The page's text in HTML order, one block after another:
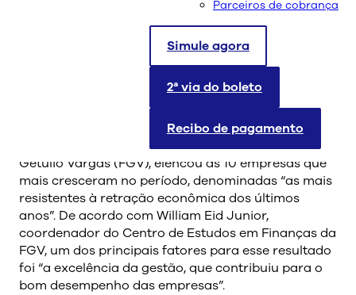
Parceiros de cobrança
Simule agora
2ª via do boleto
Recibo de pagamento
A Qualicorp foi eleita pelo anuário “Valor 1000”,
promovido pelo jornal Valor Econômico, a empresa
que mais cresceu no período acumulado entre 2011
e 2016. O levantamento leva em conta a receita
líquida, o Ebitda (lucro antes de juros, impostos,
depreciação e amortização) e a margem Ebitda
(Ebitda dividido pela receita líquida) da Companhia.
O estudo, feito em parceria com a Fundação
Getúlio Vargas (FGV), elencou as 10 empresas que
mais cresceram no período, denominadas “as mais
resistentes à retração econômica dos últimos
anos”. De acordo com William Eid Junior,
coordenador do Centro de Estudos em Finanças da
FGV, um dos principais fatores para esse resultado
foi “a excelência da gestão, que contribuiu para o
bom desempenho das empresas”.